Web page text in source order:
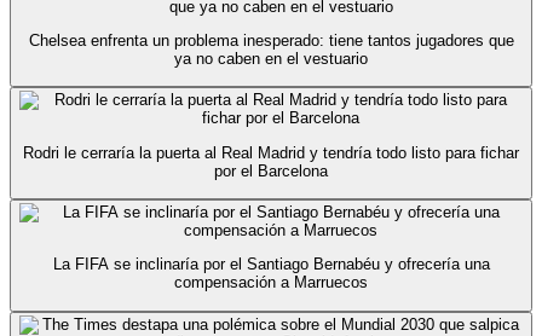
Chelsea enfrenta un problema inesperado: tiene tantos jugadores que
ya no caben en el vestuario
Rodri le cerraría la puerta al Real Madrid y tendría todo listo para fichar
por el Barcelona
La FIFA se inclinaría por el Santiago Bernabéu y ofrecería una
compensación a Marruecos